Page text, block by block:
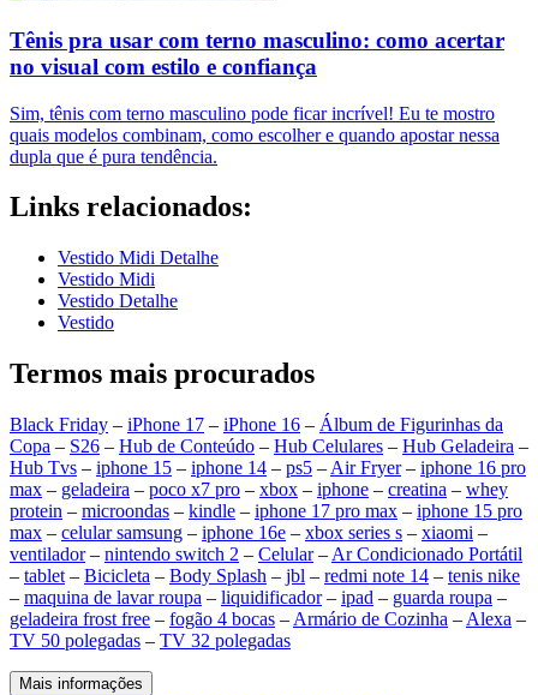
Tênis pra usar com terno masculino: como acertar
no visual com estilo e confiança
Sim, tênis com terno masculino pode ficar incrível! Eu te mostro
quais modelos combinam, como escolher e quando apostar nessa
dupla que é pura tendência.
Links relacionados:
Vestido Midi Detalhe
Vestido Midi
Vestido Detalhe
Vestido
Termos mais procurados
Black Friday – iPhone 17 – iPhone 16 – Álbum de Figurinhas da
Copa – S26 – Hub de Conteúdo – Hub Celulares – Hub Geladeira –
Hub Tvs – iphone 15 – iphone 14 – ps5 – Air Fryer– iphone 16 pro
max – geladeira – poco x7 pro – xbox – iphone – creatina – whey
protein – microondas – kindle – iphone 17 pro max – iphone 15 pro
max – celular samsung – iphone 16e – xbox series s – xiaomi –
ventilador– nintendo switch 2 – Celular– Ar Condicionado Portátil
– tablet – Bicicleta – Body Splash – jbl – redmi note 14 – tenis nike
– maquina de lavar roupa – liquidificador– ipad – guarda roupa –
geladeira frost free – fogão 4 bocas – Armário de Cozinha – Alexa –
TV 50 polegadas – TV 32 polegadas
Mais informações